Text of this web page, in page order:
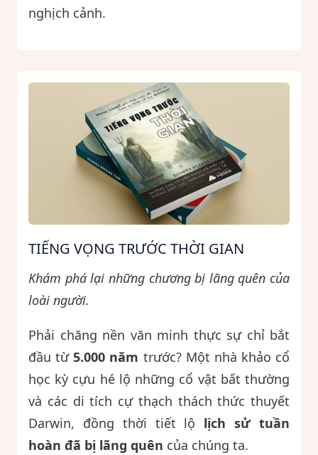
nghịch cảnh.
TIẾNG VỌNG TRƯỚC THỜI GIAN
Khám phá lại những chương bị lãng quên của
loài người.
Phải chăng nền văn minh thực sự chỉ bắt
đầu từ5.000 năm trước? Một nhà khảo cổ
học kỳ cựu hé lộ những cổ vật bất thường
và các di tích cự thạch thách thức thuyết
Darwin, đồng thời tiết lộ lịch sử tuần
hoàn đã bị lãng quên của chúng ta.